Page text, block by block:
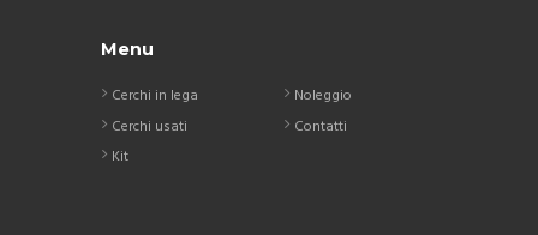
Menu
Cerchi in lega
Cerchi usati
Kit
Noleggio
Contatti